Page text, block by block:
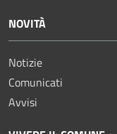
NOVITÀ
Notizie
Comunicati
Avvisi